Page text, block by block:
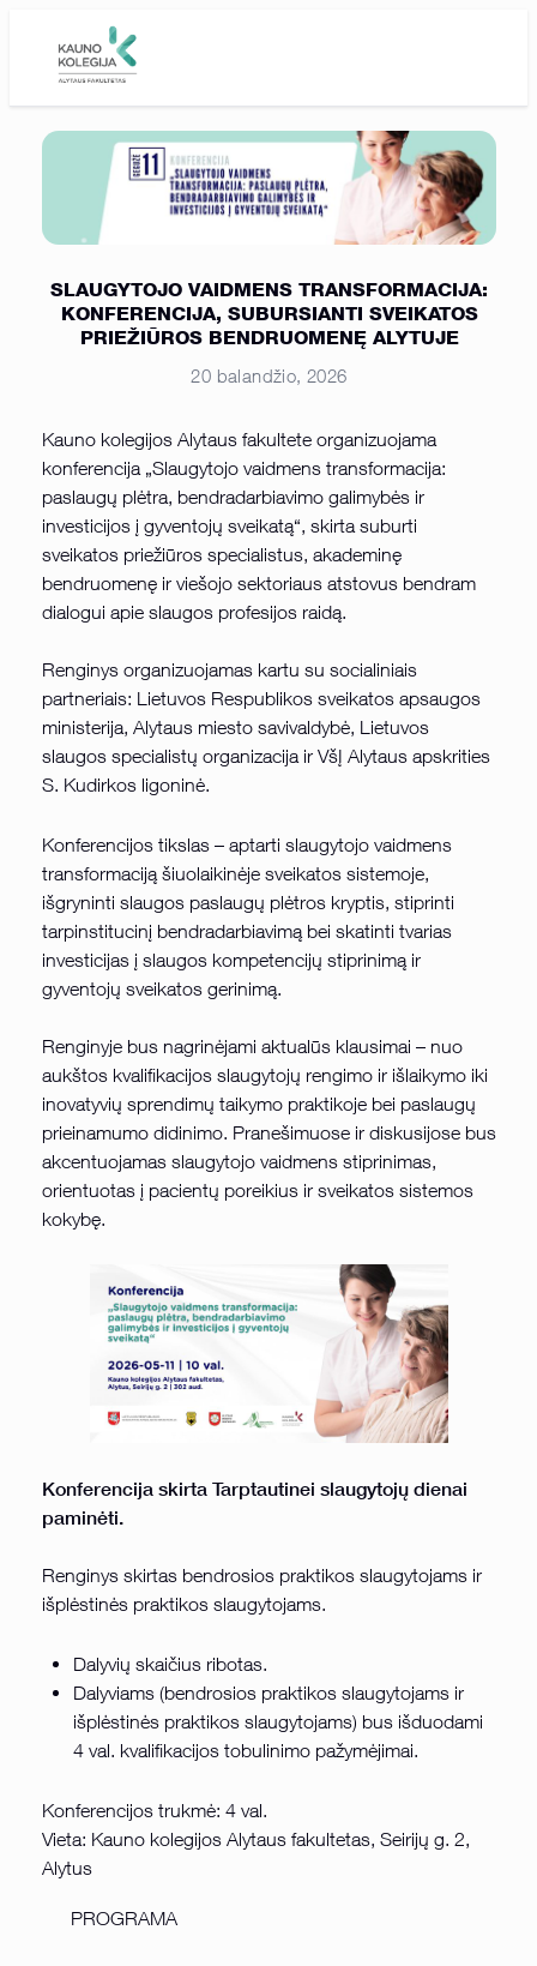
SLAUGYTOJO VAIDMENS TRANSFORMACIJA:
KONFERENCIJA, SUBURSIANTI SVEIKATOS
PRIEŽIŪROS BENDRUOMENĘ ALYTUJE
20 balandžio, 2026
Kauno kolegijos Alytaus fakultete organizuojama
konferencija „Slaugytojo vaidmens transformacija:
paslaugų plėtra, bendradarbiavimo galimybės ir
investicijos į gyventojų sveikatą“, skirta suburti
sveikatos priežiūros specialistus, akademinę
bendruomenę ir viešojo sektoriaus atstovus bendram
dialogui apie slaugos profesijos raidą.
Renginys organizuojamas kartu su socialiniais
partneriais: Lietuvos Respublikos sveikatos apsaugos
ministerija, Alytaus miesto savivaldybė, Lietuvos
slaugos specialistų organizacija ir VšĮ Alytaus apskrities
S. Kudirkos ligoninė.
Konferencijos tikslas – aptarti slaugytojo vaidmens
transformaciją šiuolaikinėje sveikatos sistemoje,
išgryninti slaugos paslaugų plėtros kryptis, stiprinti
tarpinstitucinį bendradarbiavimą bei skatinti tvarias
investicijas į slaugos kompetencijų stiprinimą ir
gyventojų sveikatos gerinimą.
Renginyje bus nagrinėjami aktualūs klausimai – nuo
aukštos kvalifikacijos slaugytojų rengimo ir išlaikymo iki
inovatyvių sprendimų taikymo praktikoje bei paslaugų
prieinamumo didinimo. Pranešimuose ir diskusijose bus
akcentuojamas slaugytojo vaidmens stiprinimas,
orientuotas į pacientų poreikius ir sveikatos sistemos
kokybę.
Konferencija skirta Tarptautinei slaugytojų dienai
paminėti.
Renginys skirtas bendrosios praktikos slaugytojams ir
išplėstinės praktikos slaugytojams.
Dalyvių skaičius ribotas.
Dalyviams (bendrosios praktikos slaugytojams ir
išplėstinės praktikos slaugytojams) bus išduodami
4 val. kvalifikacijos tobulinimo pažymėjimai.
Konferencijos trukmė: 4 val.
Vieta: Kauno kolegijos Alytaus fakultetas, Seirijų g. 2,
Alytus
PROGRAMA